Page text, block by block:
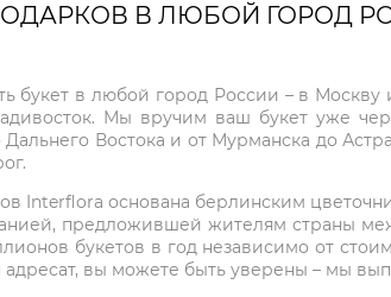
В ЛЮБОЙ ГОРОД
букет в любой город России – в
Мы вручим ваш букет уже
Востока и от Мурманска до
Interflora основана берлинским
предложившей жителям страны
букетов в год независимо от
вы можете быть уверены – мы